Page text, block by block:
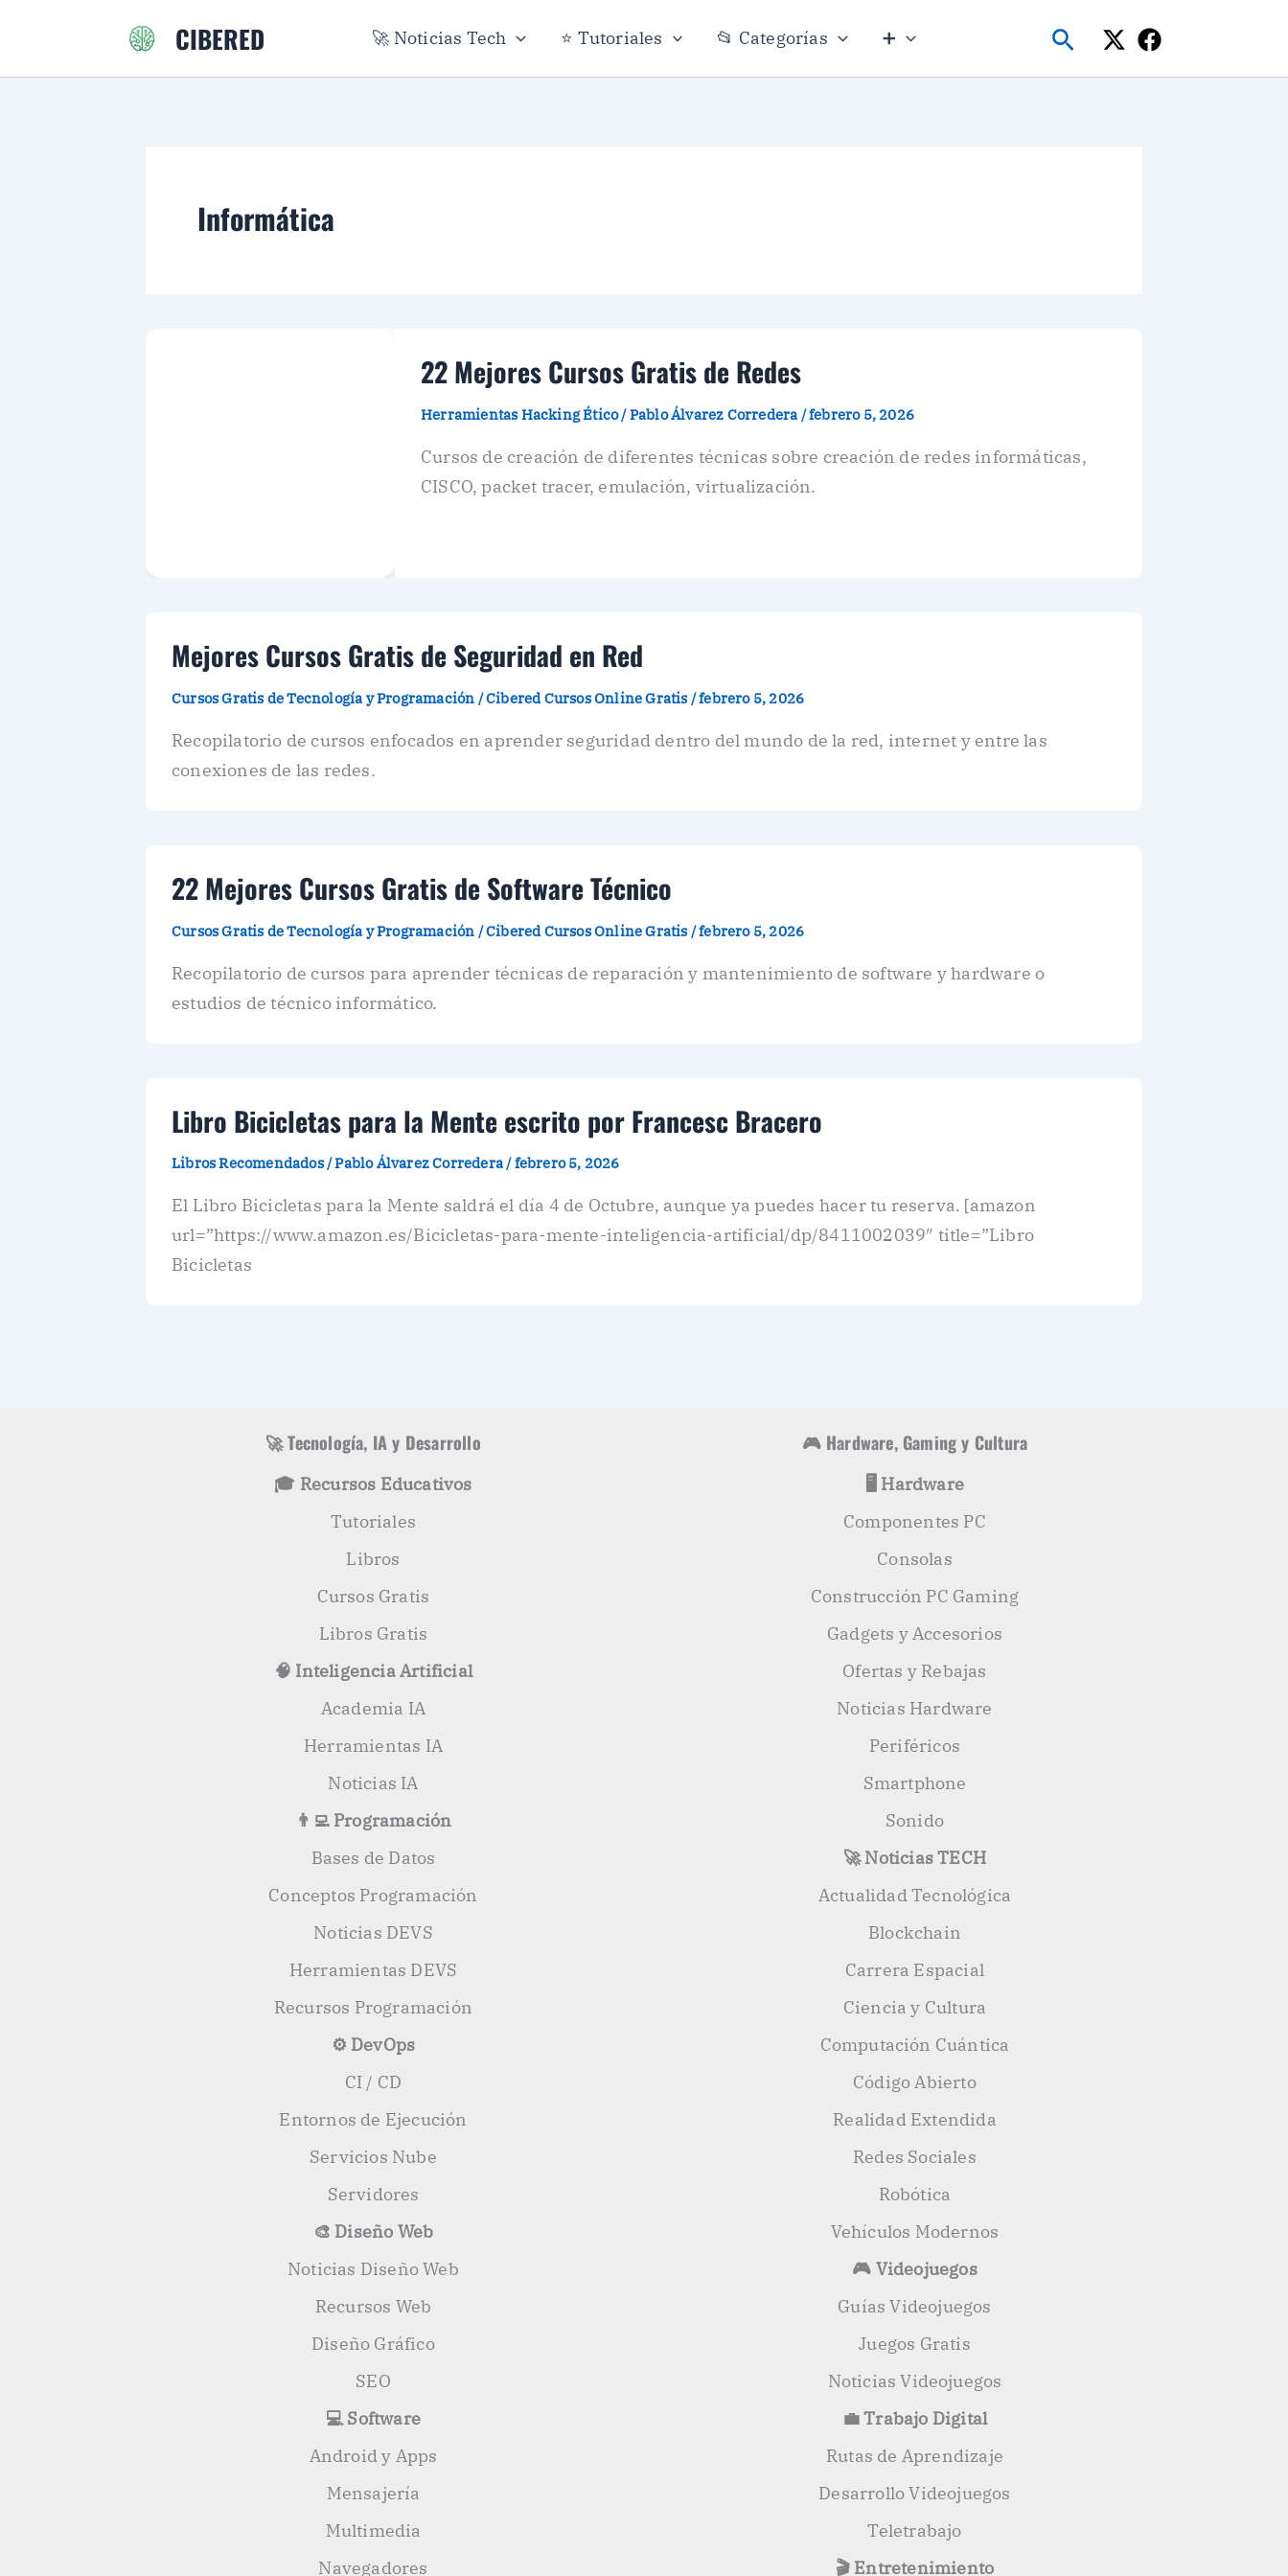
contenido
CIBERED 🚀 Noticias Tech ⭐ Tutoriales 📂 Categorías ➕ Buscar
Informática
22 Mejores Cursos Gratis de Redes
Herramientas Hacking Ético/Pablo Álvarez Corredera /febrero 5, 2026
Cursos de creación de diferentes técnicas sobre creación de redes informáticas,
CISCO, packet tracer, emulación, virtualización.
Mejores Cursos Gratis de Seguridad en Red
Cursos Gratis de Tecnología y Programación /Cibered Cursos Online Gratis /febrero 5, 2026
Recopilatorio de cursos enfocados en aprender seguridad dentro del mundo de la red, internet y entre las
conexiones de las redes.
22 Mejores Cursos Gratis de Software Técnico
Cursos Gratis de Tecnología y Programación /Cibered Cursos Online Gratis /febrero 5, 2026
Recopilatorio de cursos para aprender técnicas de reparación y mantenimiento de software y hardware o
estudios de técnico informático.
Libro Bicicletas para la Mente escrito por Francesc Bracero
Libros Recomendados/Pablo Álvarez Corredera/febrero 5, 2026
El Libro Bicicletas para la Mente saldrá el día 4 de Octubre, aunque ya puedes hacer tu reserva. [amazon
url=”https://www.amazon.es/Bicicletas-para-mente-inteligencia-artificial/dp/8411002039″ title=”Libro
Bicicletas
🚀 Tecnología, IA y Desarrollo
🎓 Recursos Educativos
Tutoriales
Libros
Cursos Gratis
Libros Gratis
🧠 Inteligencia Artificial
Academia IA
Herramientas IA
Noticias IA
👨‍💻 Programación
Bases de Datos
Conceptos Programación
Noticias DEVS
Herramientas DEVS
Recursos Programación
⚙️ DevOps
CI / CD
Entornos de Ejecución
Servicios Nube
Servidores
🎨 Diseño Web
Noticias Diseño Web
Recursos Web
Diseño Gráfico
SEO
💻 Software
Android y Apps
Mensajería
Multimedia
Navegadores
🎮 Hardware, Gaming y Cultura
🖥️ Hardware
Componentes PC
Consolas
Construcción PC Gaming
Gadgets y Accesorios
Ofertas y Rebajas
Noticias Hardware
Periféricos
Smartphone
Sonido
🚀 Noticias TECH
Actualidad Tecnológica
Blockchain
Carrera Espacial
Ciencia y Cultura
Computación Cuántica
Código Abierto
Realidad Extendida
Redes Sociales
Robótica
Vehículos Modernos
🎮 Videojuegos
Guías Videojuegos
Juegos Gratis
Noticias Videojuegos
💼 Trabajo Digital
Rutas de Aprendizaje
Desarrollo Videojuegos
Teletrabajo
🎬 Entretenimiento